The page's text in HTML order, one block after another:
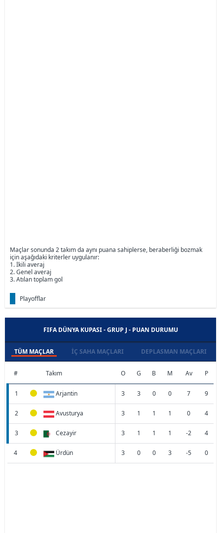
Maçlar sonunda 2 takım da aynı puana sahiplerse, beraberliği bozmak
için aşağıdaki kriterler uygulanır:
1. İkili averaj
2. Genel averaj
3. Atılan toplam gol
Playofflar
FIFA DÜNYA KUPASI - GRUP J - PUAN DURUMU
TÜM MAÇLAR İÇ SAHA MAÇLARI DEPLASMAN MAÇLARI
# Takım O G B M Av P
1 Arjantin 3 3 0 0 7 9
2 Avusturya 3 1 1 1 0 4
3 Cezayir 3 1 1 1 -2 4
4 Ürdün 3 0 0 3 -5 0